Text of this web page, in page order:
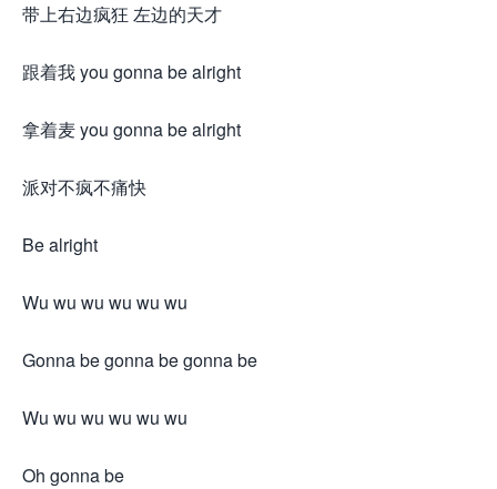
带上右边疯狂 左边的天才
跟着我 you gonna be alright
拿着麦 you gonna be alright
派对不疯不痛快
Be alright
Wu wu wu wu wu wu
Gonna be gonna be gonna be
Wu wu wu wu wu wu
Oh gonna be